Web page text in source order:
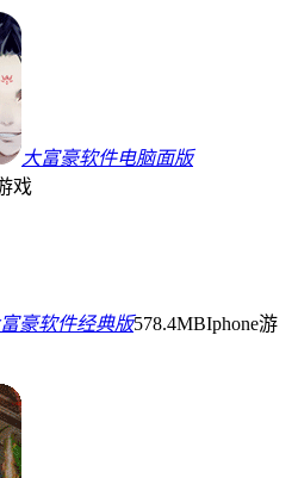
大富豪软件电脑面版
戏
豪软件经典版578.4MBIphone游